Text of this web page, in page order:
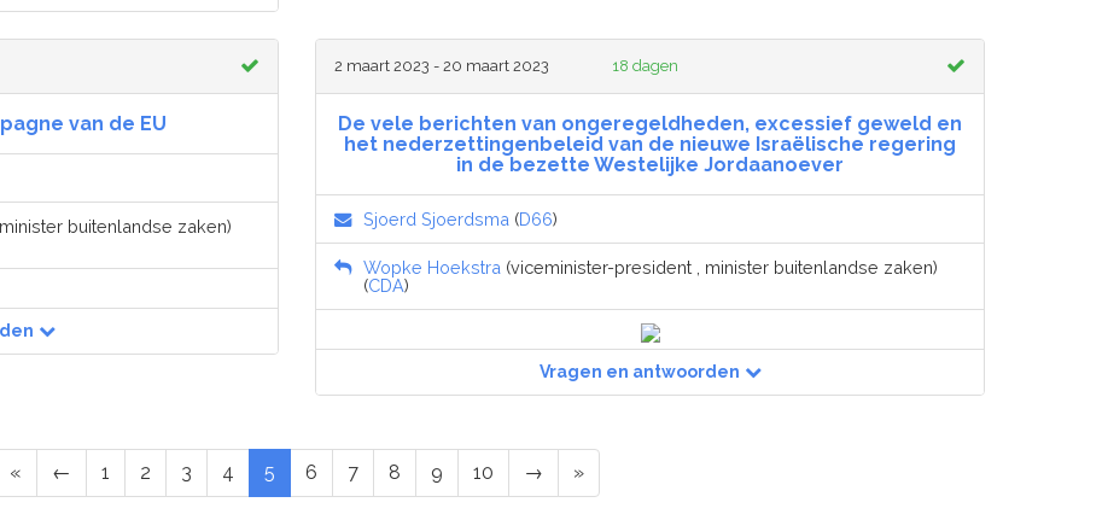
van de EU
buitenlandse zaken)
2 maart 2023 - 20 maart 2023 18 dagen
De vele berichten van ongeregeldheden, excessief geweld en
het nederzettingenbeleid van de nieuwe Israëlische regering
in de bezette Westelijke Jordaanoever
Sjoerd Sjoerdsma (D66)
Wopke Hoekstra (viceminister-president , minister buitenlandse zaken)
(CDA)
Vragen en antwoorden
« ← 1 2 3 4 5 6 7 8 9 10 → »